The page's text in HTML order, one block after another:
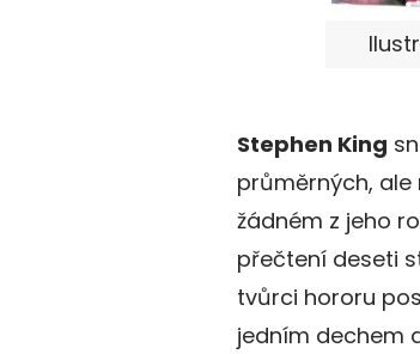
Stephen King
průměrných,
žádném z jeho
přečtení deseti
tvůrci hororu
jedním dechem